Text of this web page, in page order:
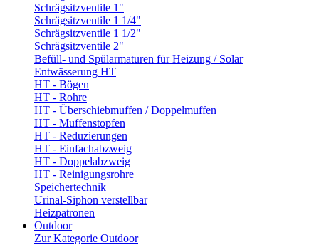
Schrägsitzventile 1"
Schrägsitzventile 1 1/4"
Schrägsitzventile 1 1/2"
Schrägsitzventile 2"
Befüll- und Spülarmaturen für Heizung / Solar
Entwässerung HT
HT - Bögen
HT - Rohre
HT - Überschiebmuffen / Doppelmuffen
HT - Muffenstopfen
HT - Reduzierungen
HT - Einfachabzweig
HT - Doppelabzweig
HT - Reinigungsrohre
Speichertechnik
Urinal-Siphon verstellbar
Heizpatronen
Outdoor
Zur Kategorie Outdoor